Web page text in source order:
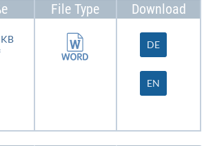
File Type Download
DE
EN